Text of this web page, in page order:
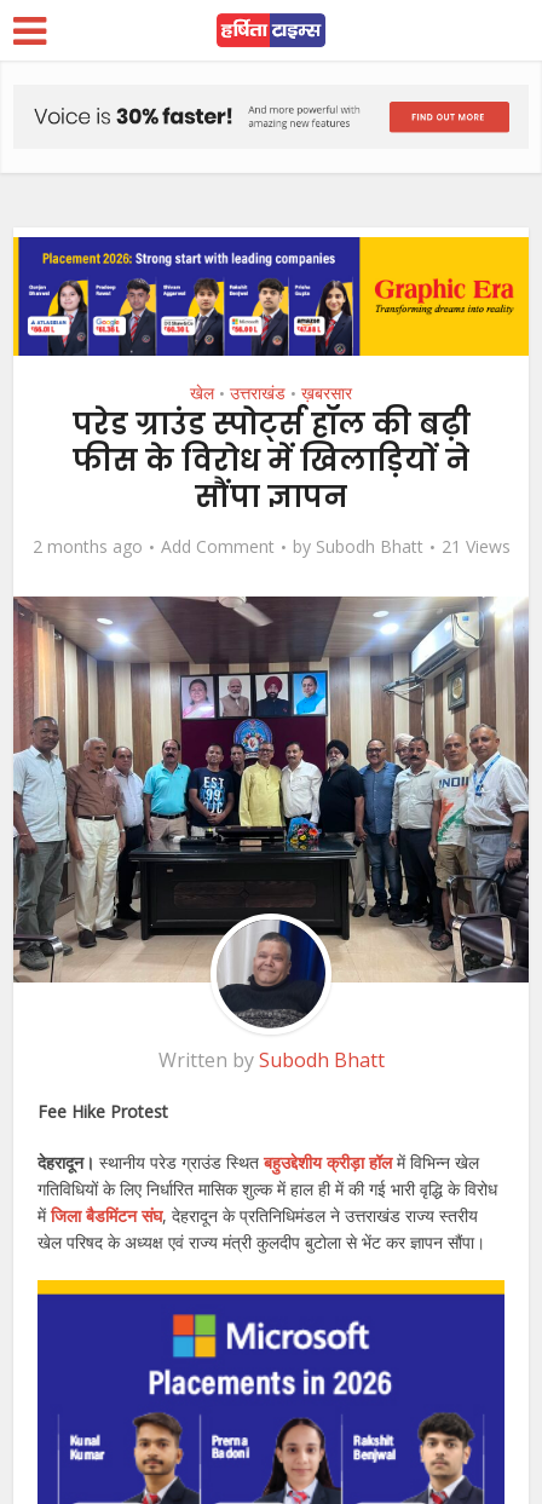
खेल • उत्तराखंड • ख़बरसार
परेड ग्राउंड स्पोर्ट्स हॉल की बढ़ी
फीस के विरोध में खिलाड़ियों ने
सौंपा ज्ञापन
2 months ago Add Comment by Subodh Bhatt 21 Views
Written bySubodh Bhatt
Fee Hike Protest
देहरादून।स्थानीय परेड ग्राउंड स्थितबहुउद्देशीय क्रीड़ा हॉलमें विभिन्न खेल
गतिविधियों के लिए निर्धारित मासिक शुल्क में हाल ही में की गई भारी वृद्धि के विरोध
मेंजिला बैडमिंटन संघ, देहरादून के प्रतिनिधिमंडल ने उत्तराखंड राज्य स्तरीय
खेल परिषद के अध्यक्ष एवं राज्य मंत्री कुलदीप बुटोला से भेंट कर ज्ञापन सौंपा।